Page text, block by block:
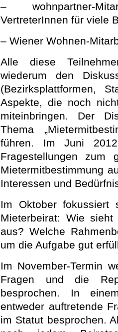
– wohnpartner-
VertreterInnen für viele
– Wiener Wohnen-
Alle diese
wiederum den
(Bezirksplattformen,
Aspekte, die noch
miteinbringen. Der
Thema
führen. Im Juni
Fragestellungen
Mietermitbestimmung
Interessen und
Im Oktober fokussiert
Mieterbeirat: Wie
aus? Welche
um die Aufgabe gut
Im November-Termin
Fragen und die
besprochen. In
entweder auftretende
im Statut besprochen.